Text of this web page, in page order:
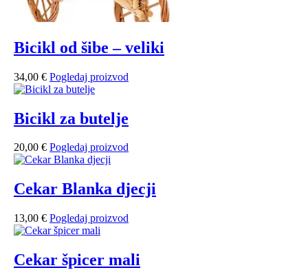
Bicikl od šibe – veliki
34,00 € Pogledaj proizvod
Bicikl za butelje
20,00 € Pogledaj proizvod
Cekar Blanka djecji
13,00 € Pogledaj proizvod
Cekar špicer mali